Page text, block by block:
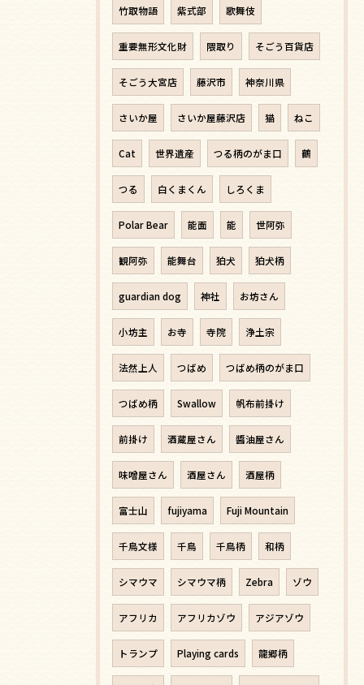
竹取物語 紫式部 歌舞伎
重要無形文化財 隈取り そごう百貨店
そごう大宮店 藤沢市 神奈川県
さいか屋 さいか屋藤沢店 猫 ねこ
Cat 世界遺産 つる柄のがま口 鶴
つる 白くまくん しろくま
Polar Bear 能面 能 世阿弥
観阿弥 能舞台 狛犬 狛犬柄
guardian dog 神社 お坊さん
小坊主 お寺 寺院 浄土宗
法然上人 つばめ つばめ柄のがま口
つばめ柄 Swallow 帆布前掛け
前掛け 酒蔵屋さん 醬油屋さん
味噌屋さん 酒屋さん 酒屋柄
富士山 fujiyama Fuji Mountain
千鳥文様 千鳥 千鳥柄 和柄
シマウマ シマウマ柄 Zebra ゾウ
アフリカ アフリカゾウ アジアゾウ
トランプ Playing cards 龍郷柄